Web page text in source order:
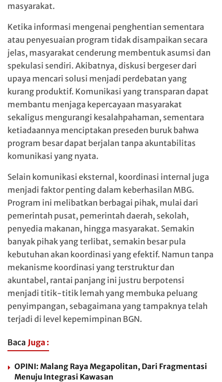
masyarakat.
Ketika informasi mengenai penghentian sementara
atau penyesuaian program tidak disampaikan secara
jelas, masyarakat cenderung membentuk asumsi dan
spekulasi sendiri. Akibatnya, diskusi bergeser dari
upaya mencari solusi menjadi perdebatan yang
kurang produktif. Komunikasi yang transparan dapat
membantu menjaga kepercayaan masyarakat
sekaligus mengurangi kesalahpahaman, sementara
ketiadaannya menciptakan preseden buruk bahwa
program besar dapat berjalan tanpa akuntabilitas
komunikasi yang nyata.
Selain komunikasi eksternal, koordinasi internal juga
menjadi faktor penting dalam keberhasilan MBG.
Program ini melibatkan berbagai pihak, mulai dari
pemerintah pusat, pemerintah daerah, sekolah,
penyedia makanan, hingga masyarakat. Semakin
banyak pihak yang terlibat, semakin besar pula
kebutuhan akan koordinasi yang efektif. Namun tanpa
mekanisme koordinasi yang terstruktur dan
akuntabel, rantai panjang ini justru berpotensi
menjadi titik-titik lemah yang membuka peluang
penyimpangan, sebagaimana yang tampaknya telah
terjadi di level kepemimpinan BGN.
Baca Juga :
OPINI: Malang Raya Megapolitan, Dari Fragmentasi
Menuju Integrasi Kawasan